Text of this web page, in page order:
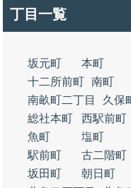
丁目一覧
坂元町 本町
十二所前町 南町
南畝町二丁目
久保
総社本町
西駅前町
魚町
塩町
駅前町
古二階町
坂田町
朝日町